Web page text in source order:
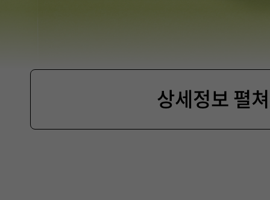
상세정보 펼